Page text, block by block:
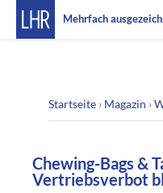
Mehrfach
Startseite › Magazin ›
Chewing-Bags &
Vertriebsverbot